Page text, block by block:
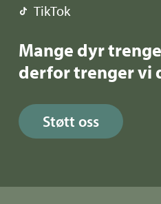
TikTok
Mange dyr
derfor trenger vi
Støtt oss